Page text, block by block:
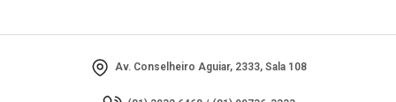
Av. Conselheiro Aguiar, 2333, Sala 108